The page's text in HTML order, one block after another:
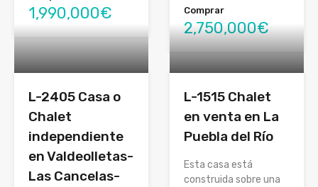
1,990,000€ Comprar
2,750,000€
L-2405 Casa o
Chalet
independiente
en Valdeolletas-
Las Cancelas-
L-1515 Chalet
en venta en La
Puebla del Río
Esta casa está
construida sobre una